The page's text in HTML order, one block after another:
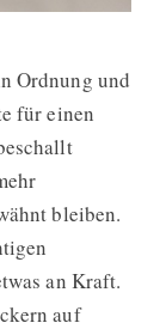
Ordnung und
für einen
bleiben.
an Kraft.
auf